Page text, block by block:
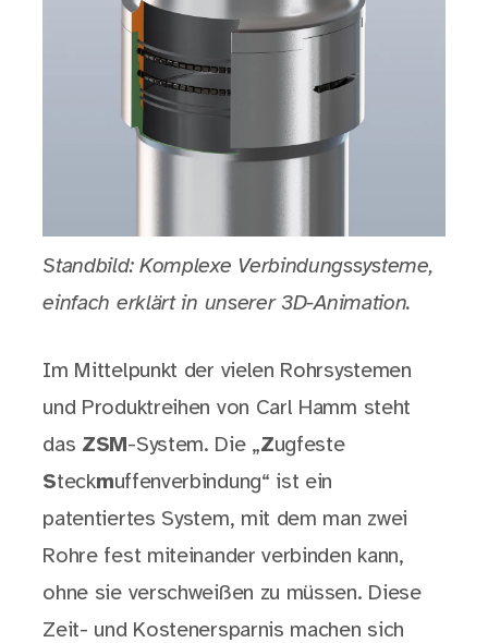
Standbild: Komplexe Verbindungssysteme,
einfach erklärt in unserer 3D-Animation.
Im Mittelpunkt der vielen Rohrsystemen
und Produktreihen von Carl Hamm steht
das ZSM-System. Die „Zugfeste
Steckmuffenverbindung“ ist ein
patentiertes System, mit dem man zwei
Rohre fest miteinander verbinden kann,
ohne sie verschweißen zu müssen. Diese
Zeit- und Kostenersparnis machen sich